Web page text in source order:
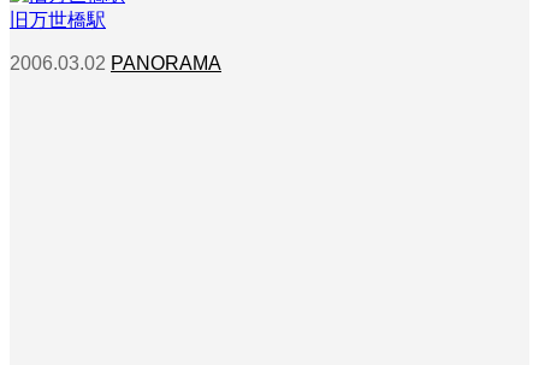
旧万世橋駅
2006.03.02 PANORAMA